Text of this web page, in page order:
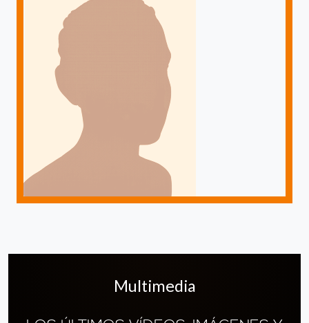
Multimedia